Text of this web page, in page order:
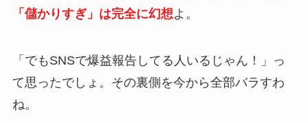
「儲かりすぎ」は完全に幻想よ。
「でもSNSで爆益報告してる人いるじゃん！」っ
て思ったでしょ。その裏側を今から全部バラすわ
ね。